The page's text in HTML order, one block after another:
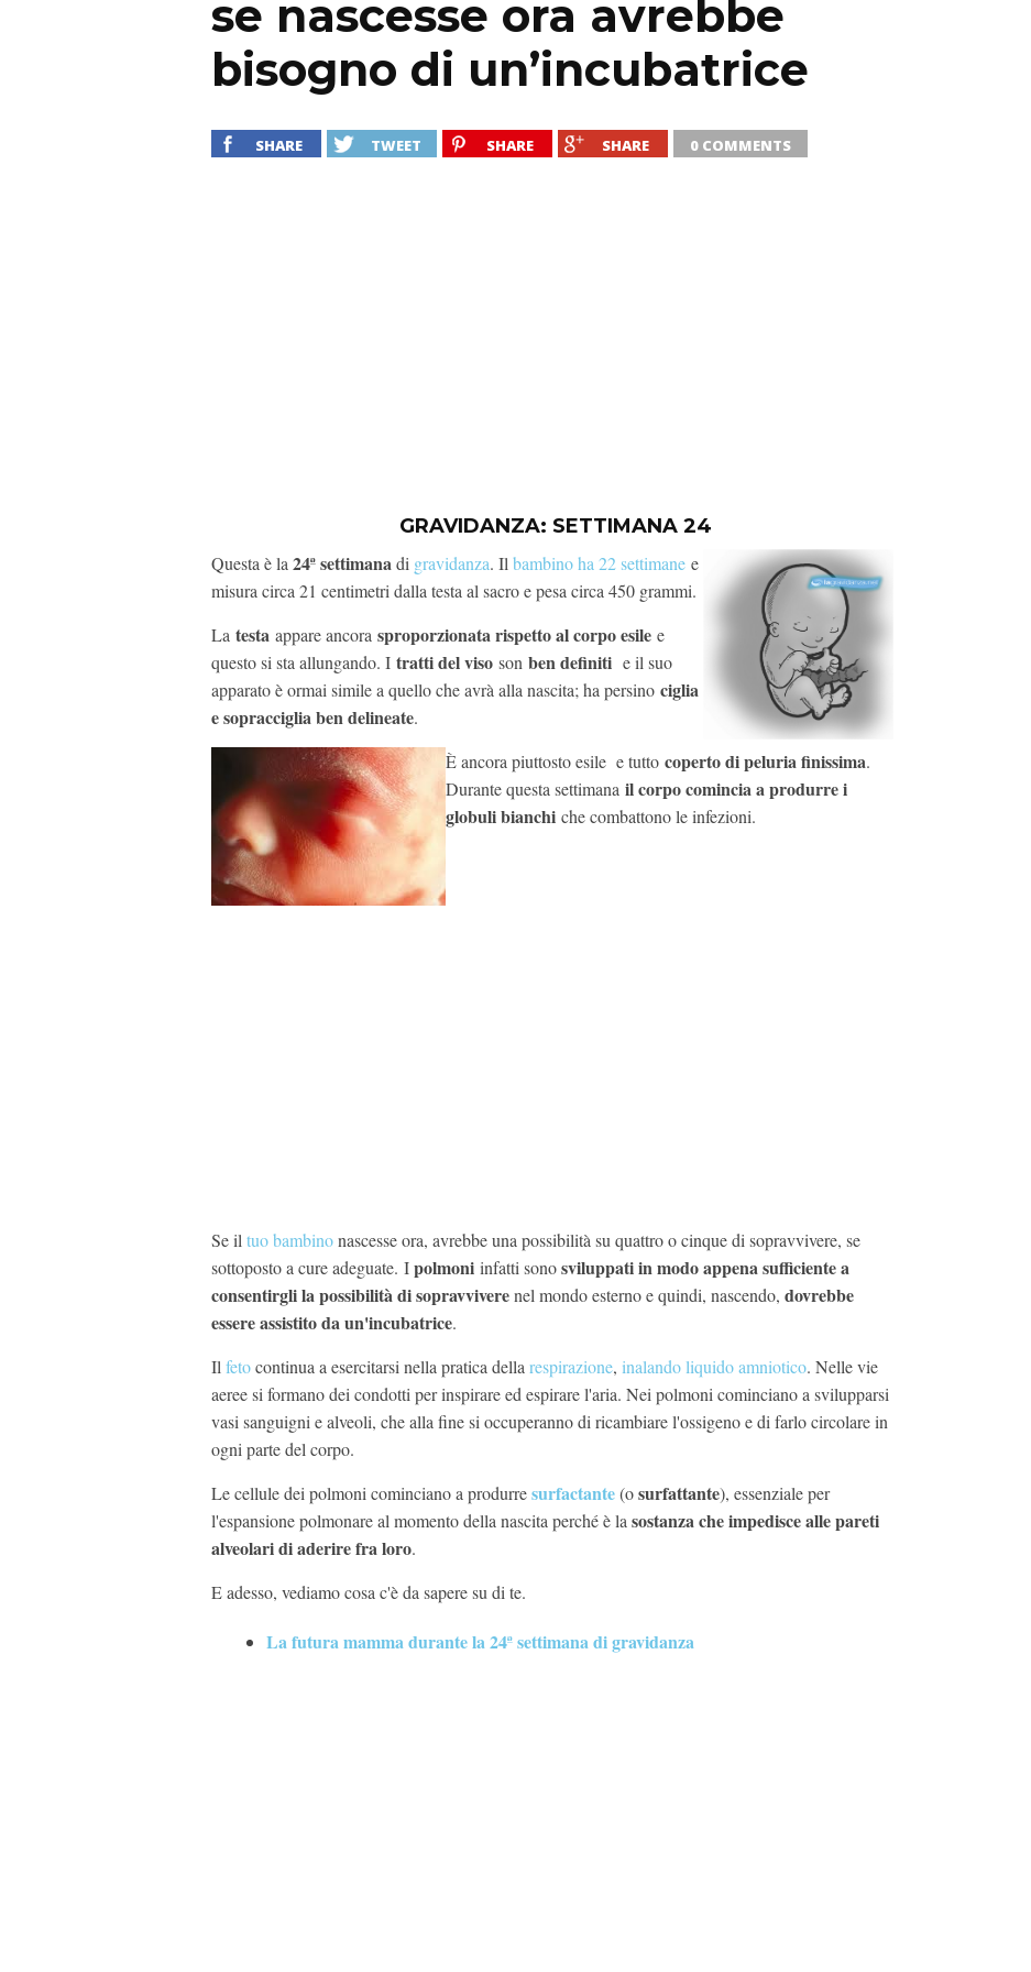
se nascesse ora avrebbe
bisogno di un’incubatrice
SHARE TWEET SHARE SHARE 0 COMMENTS
GRAVIDANZA: SETTIMANA 24
Questa è la 24ª settimanadi gravidanza. Il bambino ha 22 settimane e
misura circa 21 centimetri dalla testa al sacro e pesa circa 450 grammi.
La testa appare ancora sproporzionata rispetto al corpo esile e
questo si sta allungando. I tratti del viso son ben definiti e il suo
apparato è ormai simile a quello che avrà alla nascita; ha persino ciglia
e sopracciglia ben delineate.
È ancora piuttosto esile e tutto coperto di peluria finissima.
Durante questa settimana il corpo comincia a produrre i
globuli bianchi che combattono le infezioni.
Se il tuo bambinonascesse ora, avrebbe una possibilità su quattro o cinque di sopravvivere, se
sottoposto a cure adeguate. Ipolmoni infatti sonosviluppati in modo appena sufficiente a
consentirgli la possibilità di sopravviverenel mondo esterno e quindi, nascendo, dovrebbe
essere assistito da un'incubatrice.
Il fetocontinua a esercitarsi nella pratica della respirazione, inalando liquido amniotico. Nelle vie
aeree si formano dei condotti per inspirare ed espirare l'aria. Nei polmoni cominciano a svilupparsi
vasi sanguigni e alveoli, che alla fine si occuperanno di ricambiare l'ossigeno e di farlo circolare in
ogni parte del corpo.
Le cellule dei polmoni cominciano a produrresurfactante(osurfattante), essenziale per
l'espansione polmonare al momento della nascita perché è la sostanza che impedisce alle pareti
alveolari di aderire fra loro.
E adesso, vediamo cosa c'è da sapere su di te.
La futura mamma durante la 24ª settimana di gravidanza